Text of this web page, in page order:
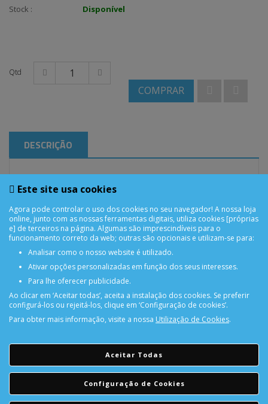
Stock :
Disponível
Qtd
COMPRAR
DESCRIÇÃO
iPhone 16 Pro Capa Proteçao Evelatus c/ Magsafe e
Suporte Mate Cinza
Encomendas acima de 150€
Consulte aqui a sua reparação
Este site usa cookies
Agora pode controlar o uso dos cookies no seu navegador! A nossa loja
online, junto com as nossas ferramentas digitais, utiliza cookies [próprias
e] de terceiros na página. Algumas são imprescindíveis para o
funcionamento correto da web; outras são opcionais e utilizam-se para:
Analisar como o nosso website é utilizado.
Ativar opções personalizadas em função dos seus interesses.
Para lhe oferecer publicidade.
Ao clicar em ‘Aceitar todas’, aceita a instalação dos cookies. Se preferir
configurá-los ou rejeitá-los, clique em ‘Configuração de cookies’.
Para obter mais informação, visite a nossa Utilização de Cookies.
Aceitar Todas
Configuração de Cookies